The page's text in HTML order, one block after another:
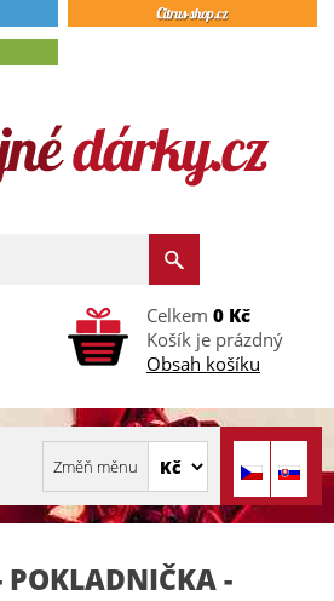
Celkem 0 Kč
Košík je prázdný
Obsah košíku
POKLADNIČKA -